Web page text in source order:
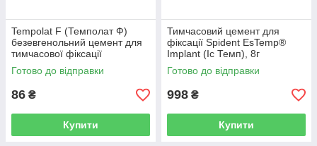
Tempolat F (Темполат Ф)
безевгенольний цемент для
тимчасової фіксації
Готово до відправки
86 ₴
Купити
Тимчасовий цемент для
фіксації Spident EsTemp®
Implant (Іс Темп), 8г
Готово до відправки
998 ₴
Купити